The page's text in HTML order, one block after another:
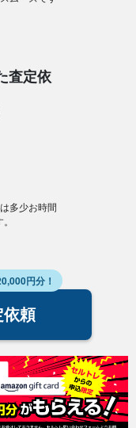
査定依
多少お時間
円分！
頼